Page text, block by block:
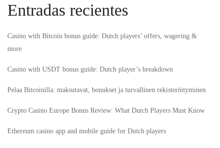
Entradas recientes
Casino with Bitcoin bonus guide: Dutch players’ offers, wagering &
more
Casino with USDT bonus guide: Dutch player’s breakdown
Pelaa Bitcoinilla: maksutavat, bonukset ja turvallinen rekisteröityminen
Crypto Casino Europe Bonus Review: What Dutch Players Must Know
Ethereum casino app and mobile guide for Dutch players